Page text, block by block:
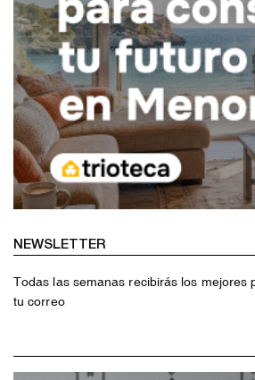
NEWSLETTER
Todas las semanas recibirás los mejores
tu correo